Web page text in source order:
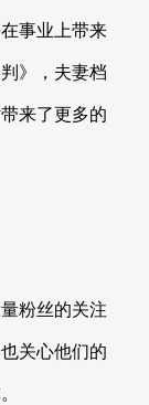
事业上带来
》，夫妻档
来了更多的
粉丝的关注
关心他们的